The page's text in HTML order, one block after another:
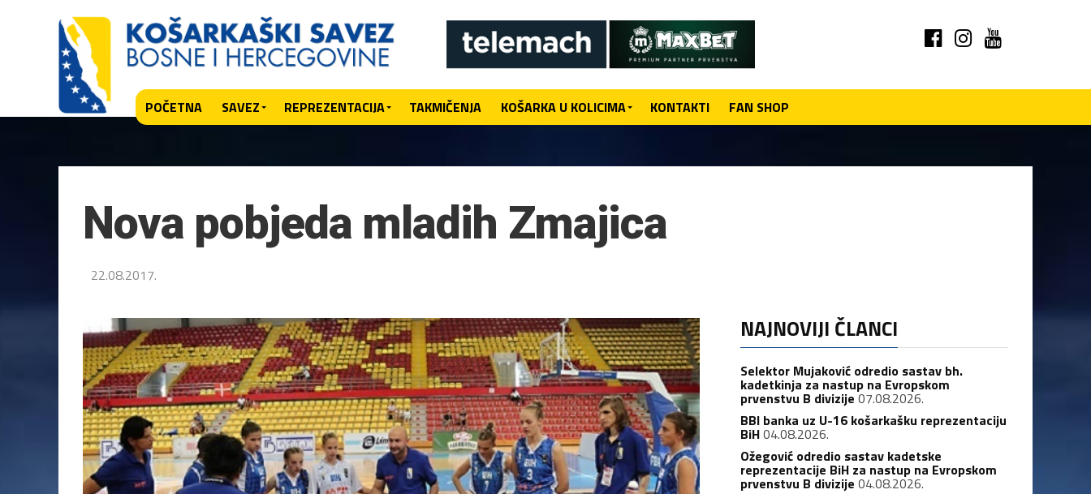
POČETNA SAVEZ REPREZENTACIJA TAKMIČENJA KOŠARKA U KOLICIMA KONTAKTI FAN SHOP
Nova pobjeda mladih Zmajica
22.08.2017.
NAJNOVIJI ČLANCI
Selektor Mujaković odredio sastav bh.
kadetkinja za nastup na Evropskom
prvenstvu B divizije 07.08.2026.
BBI banka uz U-16 košarkašku reprezentaciju
BiH04.08.2026.
Ožegović odredio sastav kadetske
reprezentacije BiH za nastup na Evropskom
prvenstvu B divizije 04.08.2026.